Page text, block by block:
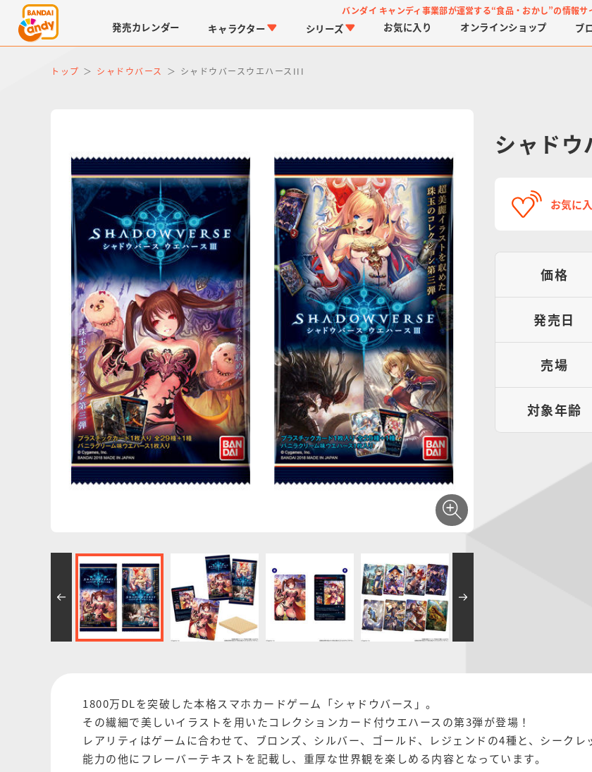
バンダイ キャンディ事業部が運営する“食品・おかし”の情報サ
発売カレンダー キャラクター
LINK TRAVELERS 仮面ライダーシリーズ
PROJECT R.E.D.・ス
ーパー戦隊シリーズ
プリキュアシリーズ
シリーズ
チョコボックス キャラパキ つりグミ チョコサプ
お気に入り オンラインショップ ブ
トップ シャドウバース シャドウバースウエハースIII
シャド
お気に
価格
発売日
売場
対象年齢
1800万DLを突破した本格スマホカードゲーム「シャドウバース」。
その繊細で美しいイラストを用いたコレクションカード付ウエハースの第3弾が登場！
レアリティはゲームに合わせて、ブロンズ、シルバー、ゴールド、レジェンドの4種と、シーク
能力の他にフレーバーテキストを記載し、重厚な世界観を楽しめる内容となっています。